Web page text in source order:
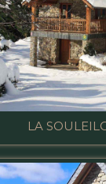
LA